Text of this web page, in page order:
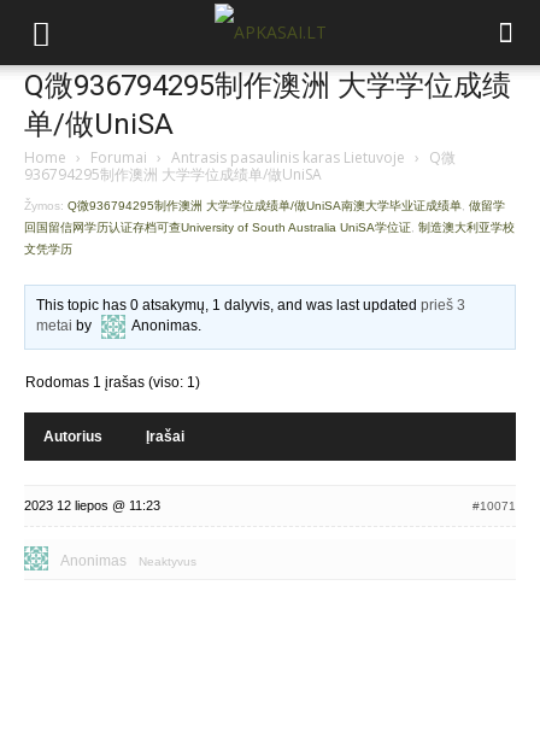
Q微936794295制作澳洲 大学学位成绩
单/做UniSA
Home › Forumai › Antrasis pasaulinis karas Lietuvoje › Q微
936794295制作澳洲 大学学位成绩单/做UniSA
Žymos: Q微936794295制作澳洲 大学学位成绩单/做UniSA南澳大学毕业证成绩单 做留学
回国留信网学历认证存档可查University of South Australia UniSA学位证 制造澳大利亚学校
文凭学历
This topic has 0 atsakymų, 1 dalyvis, and was last updatedprieš 3
metai by Anonimas.
Rodomas 1 įrašas (viso: 1)
Autorius Įrašai
2023 12 liepos @ 11:23 #10071
Anonimas Neaktyvus